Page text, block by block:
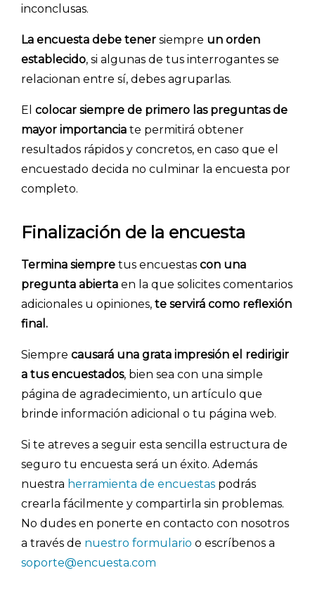
inconclusas.
La encuesta debe tener siempre un orden
establecido, si algunas de tus interrogantes se
relacionan entre sí, debes agruparlas.
El colocar siempre de primero las preguntas de
mayor importancia te permitirá obtener
resultados rápidos y concretos, en caso que el
encuestado decida no culminar la encuesta por
completo.
Finalización de la encuesta
Termina siempre tus encuestas con una
pregunta abierta en la que solicites comentarios
adicionales u opiniones, te servirá como reflexión
final.
Siempre causará una grata impresión el redirigir
a tus encuestados, bien sea con una simple
página de agradecimiento, un artículo que
brinde información adicional o tu página web.
Si te atreves a seguir esta sencilla estructura de
seguro tu encuesta será un éxito. Además
nuestra herramienta de encuestas podrás
crearla fácilmente y compartirla sin problemas.
No dudes en ponerte en contacto con nosotros
a través de nuestro formulario o escríbenos a
soporte@encuesta.com